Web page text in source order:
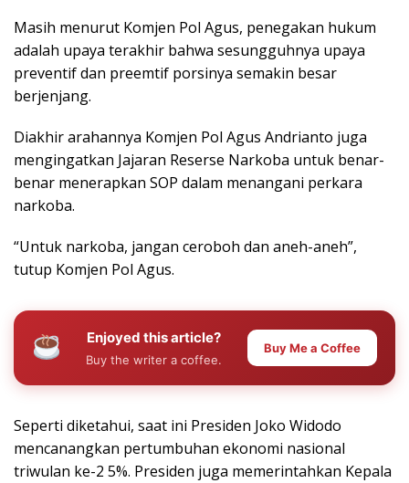
Masih menurut Komjen Pol Agus, penegakan hukum
adalah upaya terakhir bahwa sesungguhnya upaya
preventif dan preemtif porsinya semakin besar
berjenjang.
Diakhir arahannya Komjen Pol Agus Andrianto juga
mengingatkan Jajaran Reserse Narkoba untuk benar-
benar menerapkan SOP dalam menangani perkara
narkoba.
“Untuk narkoba, jangan ceroboh dan aneh-aneh”,
tutup Komjen Pol Agus.
Enjoyed this article?
Buy the writer a coffee.
Buy Me a Coffee
Seperti diketahui, saat ini Presiden Joko Widodo
mencanangkan pertumbuhan ekonomi nasional
triwulan ke-2 5%. Presiden juga memerintahkan Kepala